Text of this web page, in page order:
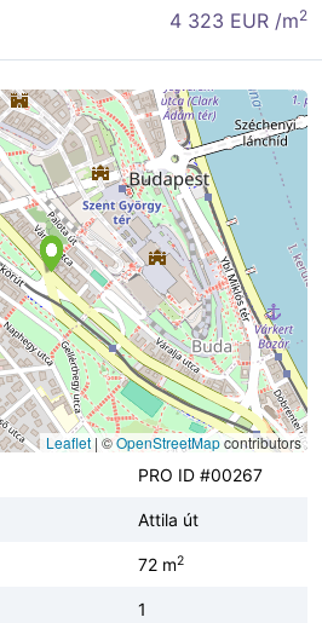
4 323 EUR /m2
Leaflet | ©OpenStreetMapcontributors
PRO ID #00267
Attila út
72 m2
1